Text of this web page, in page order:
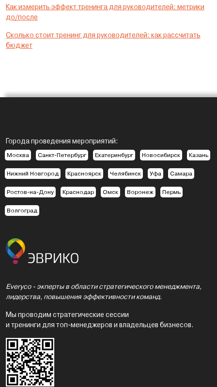
Как измерить эффект тренинга для руководителей: метрики
до/после
Сколько стоит тренинг для руководителей: как рассчитать
бюджет
Города проведения мероприятий:
Москва Санкт-Петербург Екатеринбург Новосибирск Казань
Нижний Новгород Красноярск Челябинск Уфа Самара
Ростов-на-Дону Краснодар Омск Воронеж Пермь
Волгоград
Everyco - экперты в области стратегического менеджмента,
лидерства, повышения эффективности команд.
Мы проводим стратегические сессии
и тренинги для топ-менеджеров и владельцев бизнесов.